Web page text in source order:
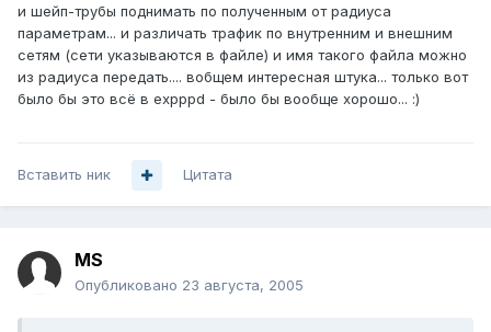
и шейп-трубы поднимать по полученным от радиуса
параметрам... и различать трафик по внутренним и внешним
сетям (сети указываются в файле) и имя такого файла можно
из радиуса передать.... вобщем интересная штука... только вот
было бы это всё в expppd - было бы вообще хорошо... :)
Вставить ник Цитата
MS
Опубликовано 23 августа, 2005